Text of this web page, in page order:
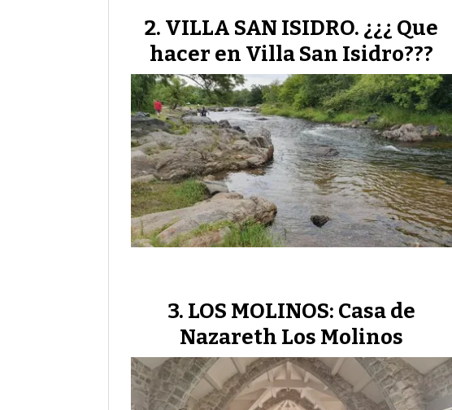
VILLA SAN ISIDRO. ¿¿¿ Que
hacer en Villa San Isidro???
LOS MOLINOS: Casa de
Nazareth Los Molinos